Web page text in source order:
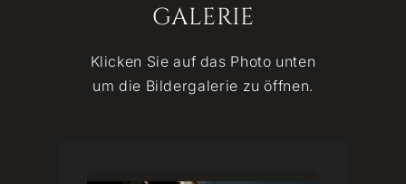
GALERIE
Klicken Sie auf das Photo unten
um die Bildergalerie zu öffnen.